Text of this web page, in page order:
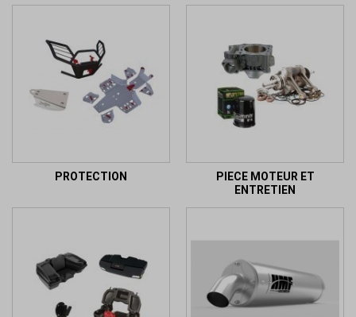
PROTECTION
PIECE MOTEUR ET
ENTRETIEN